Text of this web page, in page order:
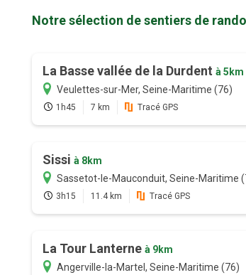
Notre sélection de sentiers de
La Basse vallée de la Durdent à 5km
Veulettes-sur-Mer, Seine-Maritime (76)
1h45 7 km Tracé GPS
Sissi à 8km
Sassetot-le-Mauconduit, Seine-Maritime
3h15 11.4 km Tracé GPS
La Tour Lanterne à 9km
Angerville-la-Martel, Seine-Maritime (76)